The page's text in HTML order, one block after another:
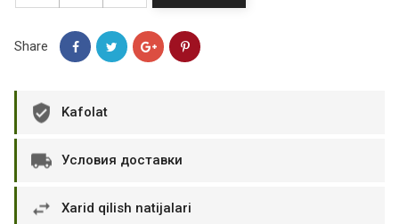
Share
Kafolat
Условия доставки
Xarid qilish natijalari